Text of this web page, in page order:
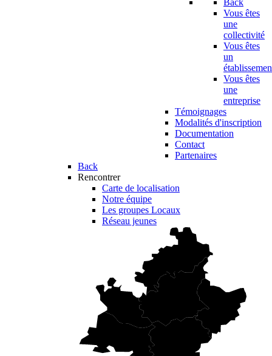
Back
Vous êtes
une
collectivité
Vous êtes
un
Vous êtes
une
entreprise
Témoignages
Modalités d'inscription
Documentation
Contact
Partenaires
Back
Rencontrer
Carte de localisation
Notre équipe
Les groupes Locaux
Réseau jeunes